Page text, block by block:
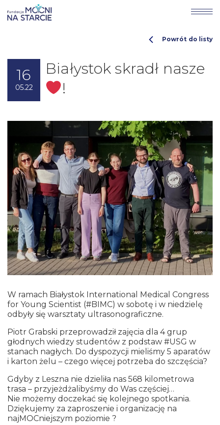
16
05.22
Białystok skradł nasze
!
Powrót do listy
W ramach Białystok International Medical Congress
for Young Scientist (#BIMC) w sobotę i w niedzielę
odbyły się warsztaty ultrasonograficzne.
Piotr Grabski przeprowadził zajęcia dla 4 grup
głodnych wiedzy studentów z podstaw #USG w
stanach nagłych. Do dyspozycji mieliśmy 5 aparatów
i karton żelu – czego więcej potrzeba do szczęścia?
Gdyby z Leszna nie dzieliła nas 568 kilometrowa
trasa – przyjeżdżalibyśmy do Was częściej…
Nie możemy doczekać się kolejnego spotkania.
Dziękujemy za zaproszenie i organizację na
najMOCniejszym poziomie ?